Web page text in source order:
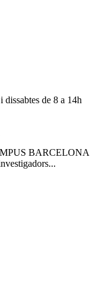
de 8 a 14h
BARCELONA